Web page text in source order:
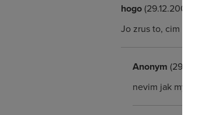
hogo(29.12.2003
Jo zrus to, cim
Anonym
nevim jak